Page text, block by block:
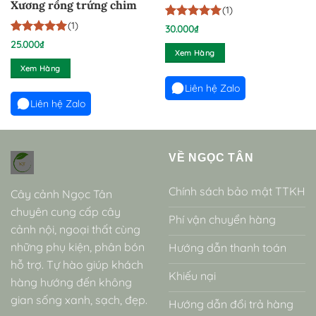
Xương rồng trứng chim
5trên 5
1
đánh giá
(1)
25.000₫
Xem Hàng
Liên hệ Zalo
5trên 5
1
đánh giá
(1)
30.000₫
Xem Hàng
Liên hệ Zalo
Cây cảnh Ngọc Tân
chuyên cung cấp cây
cảnh nội, ngoại thất cùng
những phụ kiện, phân bón
hỗ trợ. Tự hào giúp khách
hàng hướng đến không
gian sống xanh, sạch, đẹp.
VỀ NGỌC TÂN
Chính sách bảo mật TTKH
Phí vận chuyển hàng
Hướng dẫn thanh toán
Khiếu nại
Hướng dẫn đổi trả hàng